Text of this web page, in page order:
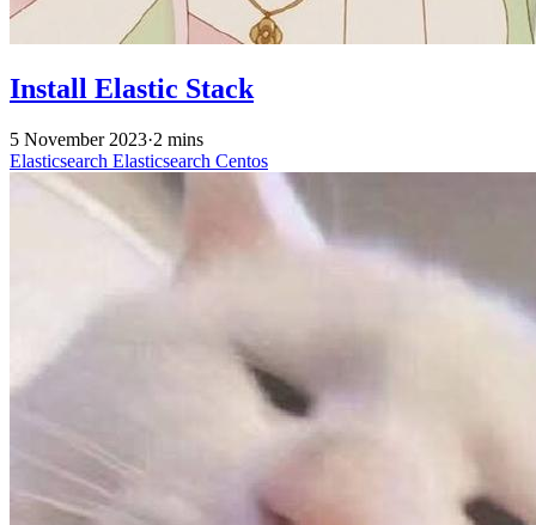
Install Elastic Stack
5 November 2023·2 mins
Elasticsearch Elasticsearch Centos